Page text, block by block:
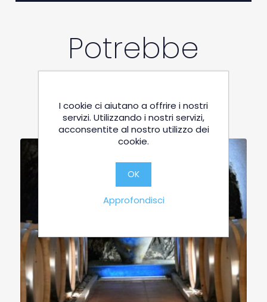
Potrebbe
I cookie ci aiutano a offrire i nostri
servizi. Utilizzando i nostri servizi,
acconsentite al nostro utilizzo dei
cookie.
OK
Approfondisci